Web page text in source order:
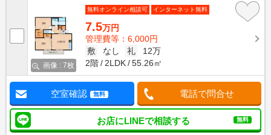
画像 : 7枚
無料オンライン相談可 インターネット無料
7.5万円
管理費等：6,000円
敷
なし 礼
12万
2階
2LDK 55.26㎡
空室確認 無料 電話で問合せ
お店にLINEで相談する 無料